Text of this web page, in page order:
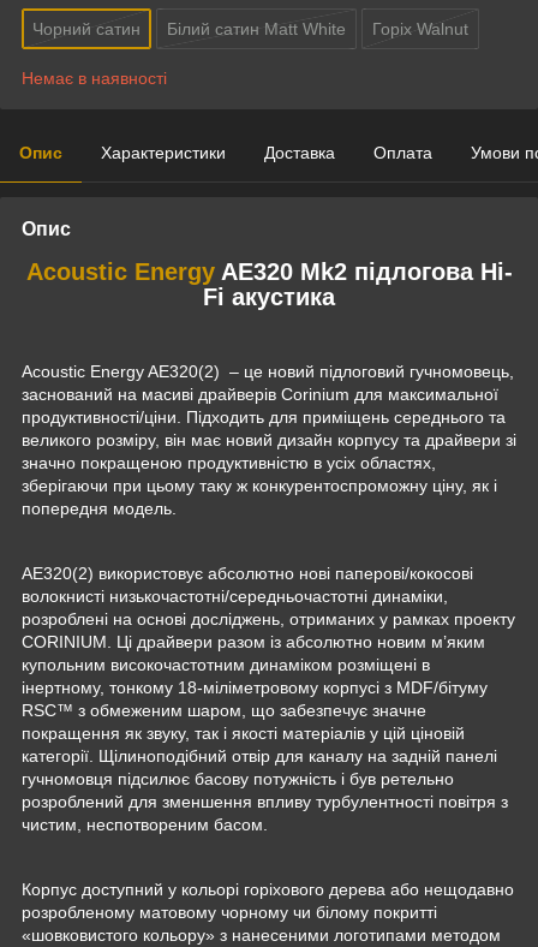
Чорний сатин Білий сатин Matt White Горіх Walnut
Немає в наявності
Опис Характеристики Доставка Оплата Умови
Опис
Acoustic EnergyAE320 Mk2 підлогова Hi-
Fi акустика
Acoustic Energy AE320(2) – це новий підлоговий гучномовець,
заснований на масиві драйверів Corinium для максимальної
продуктивності/ціни. Підходить для приміщень середнього та
великого розміру, він має новий дизайн корпусу та драйвери зі
значно покращеною продуктивністю в усіх областях,
зберігаючи при цьому таку ж конкурентоспроможну ціну, як і
попередня модель.
AE320(2) використовує абсолютно нові паперові/кокосові
волокнисті низькочастотні/середньочастотні динаміки,
розроблені на основі досліджень, отриманих у рамках проекту
CORINIUM. Ці драйвери разом із абсолютно новим м’яким
купольним високочастотним динаміком розміщені в
інертному, тонкому 18-міліметровому корпусі з MDF/бітуму
RSC™ з обмеженим шаром, що забезпечує значне
покращення як звуку, так і якості матеріалів у цій ціновій
категорії. Щілиноподібний отвір для каналу на задній панелі
гучномовця підсилює басову потужність і був ретельно
розроблений для зменшення впливу турбулентності повітря з
чистим, неспотвореним басом.
Корпус доступний у кольорі горіхового дерева або нещодавно
розробленому матовому чорному чи білому покритті
«шовковистого кольору» з нанесеними логотипами методом